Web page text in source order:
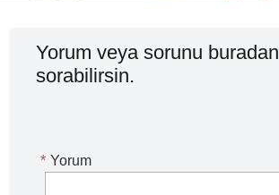
Yorum veya sorunu buradan
sorabilirsin.
Yorum
*